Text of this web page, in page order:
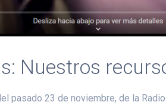
Nuestros
pasado 23 de noviembre, de la